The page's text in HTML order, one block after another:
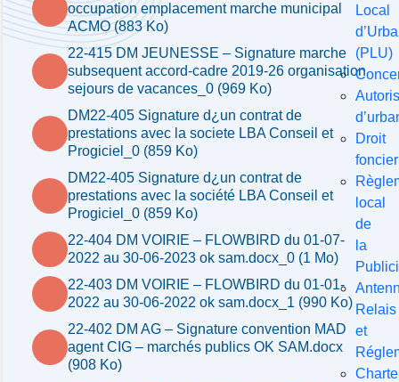
Local
(PLU)
Droit
foncier
local
de
la
Relais
et
Charte
occupation emplacement marche municipal
ACMO (883 Ko)
22-415 DM JEUNESSE – Signature marche
subsequent accord-cadre 2019-26 organisation
sejours de vacances_0 (969 Ko)
DM22-405 Signature d¿un contrat de
prestations avec la societe LBA Conseil et
Progiciel_0 (859 Ko)
DM22-405 Signature d¿un contrat de
prestations avec la société LBA Conseil et
Progiciel_0 (859 Ko)
22-404 DM VOIRIE – FLOWBIRD du 01-07-
2022 au 30-06-2023 ok sam.docx_0 (1 Mo)
22-403 DM VOIRIE – FLOWBIRD du 01-01-
2022 au 30-06-2022 ok sam.docx_1 (990 Ko)
22-402 DM AG – Signature convention MAD
agent CIG – marchés publics OK SAM.docx
(908 Ko)